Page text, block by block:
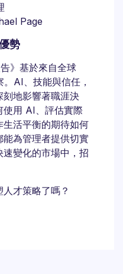
Page
勢
》基於來自全球
AI、技能與信任，
地影響著職涯決
使用 AI、評估實際
活平衡的期待如何
為管理者提供切實
變化的市場中，招
人才策略了嗎？